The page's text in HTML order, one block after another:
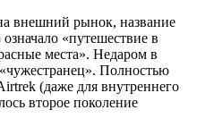
внешний рынок, название
«путешествие в
места». Недаром в
Полностью
(даже для внутреннего
второе поколение